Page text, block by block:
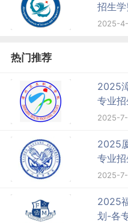
招生
2025-
热门推荐
2025
专业
2025-
2025
专业
2025-7-
2025
划-各